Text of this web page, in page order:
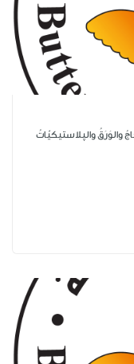
والوَرَقُ والپلاستيكيّاتُ